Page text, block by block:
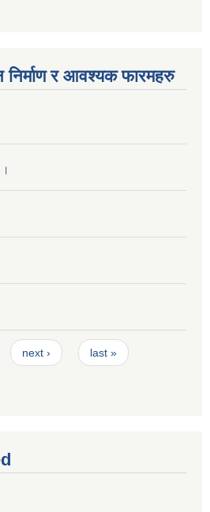
निर्माण र आवश्यक फारमहरु
next › last »